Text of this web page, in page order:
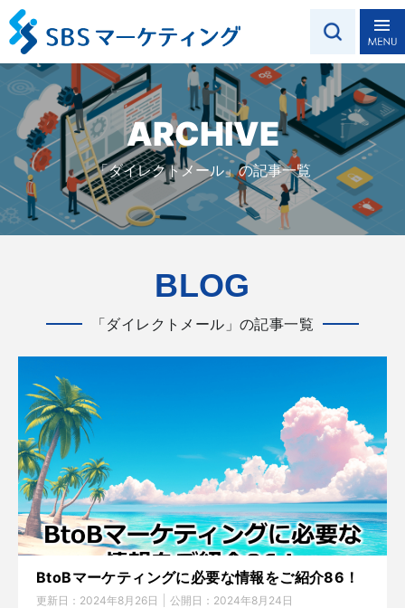
ARCHIVE
「ダイレクトメール」の記事一覧
BLOG
「ダイレクトメール」の記事一覧
BtoBマーケティングに必要な情報をご紹介86！
更新日： 2024年8月26日 公開日： 2024年8月24日